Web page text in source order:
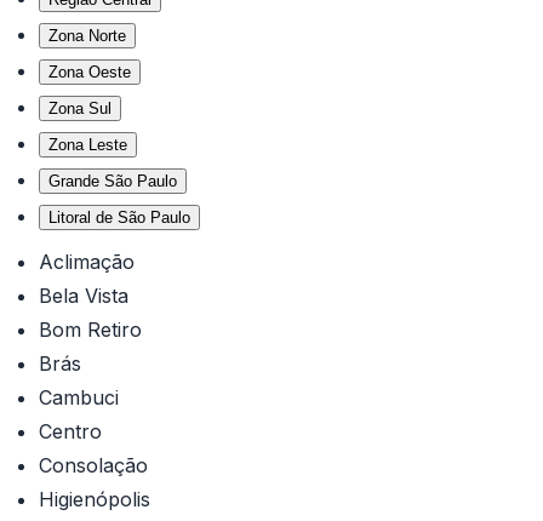
Zona Norte
Zona Oeste
Zona Sul
Zona Leste
Grande São Paulo
Litoral de São Paulo
Aclimação
Bela Vista
Bom Retiro
Brás
Cambuci
Centro
Consolação
Higienópolis